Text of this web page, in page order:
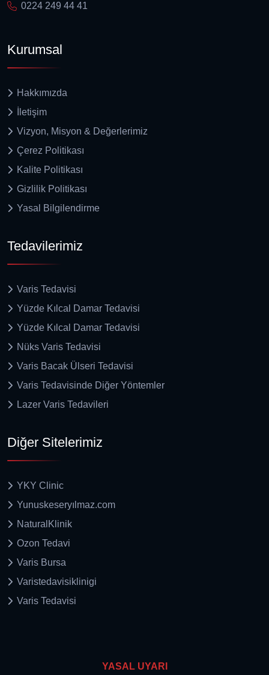
0224 249 44 41
Kurumsal
Hakkımızda
İletişim
Vizyon, Misyon & Değerlerimiz
Çerez Politikası
Kalite Politikası
Gizlilik Politikası
Yasal Bilgilendirme
Tedavilerimiz
Varis Tedavisi
Yüzde Kılcal Damar Tedavisi
Yüzde Kılcal Damar Tedavisi
Nüks Varis Tedavisi
Varis Bacak Ülseri Tedavisi
Varis Tedavisinde Diğer Yöntemler
Lazer Varis Tedavileri
Diğer Sitelerimiz
YKY Clinic
Yunuskeseryılmaz.com
NaturalKlinik
Ozon Tedavi
Varis Bursa
Varistedavisiklinigi
Varis Tedavisi
YASAL UYARI